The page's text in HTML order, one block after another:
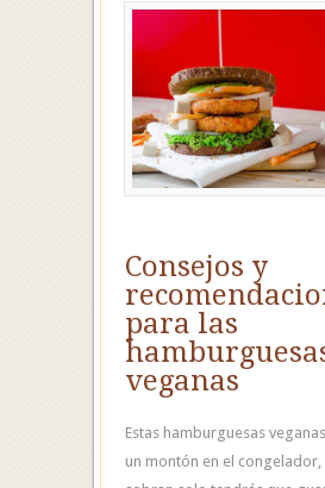
Consejos y
para las
veganas
Estas hamburguesas
un montón en el congelador,